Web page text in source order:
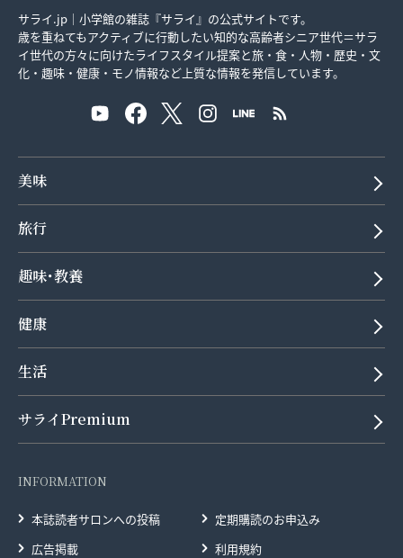
サライ.jp｜小学館の雑誌『サライ』の公式サイトです。
歳を重ねてもアクティブに行動したい知的な高齢者シニア世代＝サラ
イ世代の方々に向けたライフスタイル提案と旅・食・人物・歴史・文
化・趣味・健康・モノ情報など上質な情報を発信しています。
美味
旅行
趣味･教養
健康
生活
サライPremium
INFORMATION
本誌読者サロンへの投稿
定期購読のお申込み
広告掲載
利用規約